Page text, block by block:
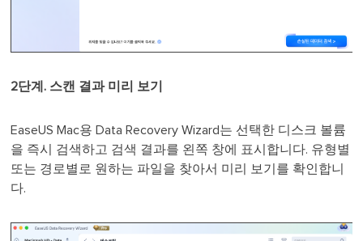
2단계. 스캔 결과 미리 보기
EaseUS Mac용 Data Recovery Wizard는 선택한 디스크 볼륨
을 즉시 검색하고 검색 결과를 왼쪽 창에 표시합니다. 유형별
또는 경로별로 원하는 파일을 찾아서 미리 보기를 확인합니
다.